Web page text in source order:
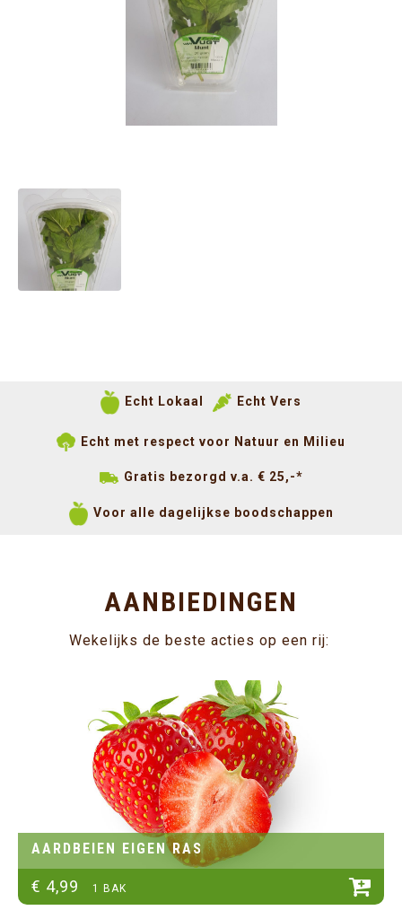
Echt Lokaal Echt Vers
Echt met respect voor Natuur en Milieu
Gratis bezorgd v.a. € 25,-*
Voor alle dagelijkse boodschappen
AANBIEDINGEN
Wekelijks de beste acties op een rij:
AARDBEIEN EIGEN RAS
€ 4,99 1 BAK